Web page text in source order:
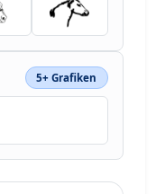
5+ Grafiken